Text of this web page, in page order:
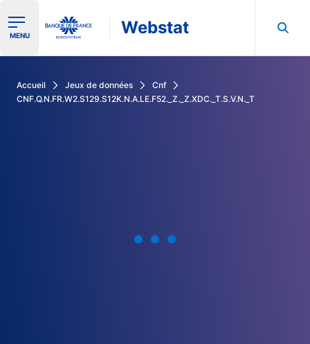
Ouvrir le menu de navigation
MENU Webstat
Accueil Jeux de données
Cnf
CNF.Q.N.FR.W2.S129.S12K.N.A.LE.F52._Z._Z.XDC._T.S.V.N._T